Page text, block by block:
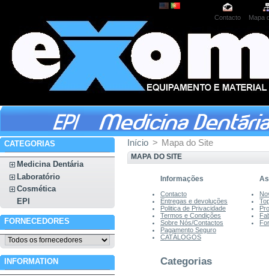
Contacto Mapa
CATEGORIAS
Medicina Dentária
Laboratório
Cosmética
EPI
FORNECEDORES
INFORMATION
Início > Mapa do Site
MAPA DO SITE
Informações
Contacto
Entregas e devoluções
Politica de Privacidade
Termos e Condições
Sobre Nós/Contactos
Pagamento Seguro
CATÁLOGOS
Categorias